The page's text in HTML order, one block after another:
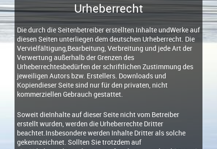
Urheberrecht
Die durch die Seitenbetreiber erstellten Inhalte undWerke auf
diesen Seiten unterliegen dem deutschen Urheberrecht. Die
Vervielfältigung,Bearbeitung, Verbreitung und jede Art der
Verwertung außerhalb der Grenzen des
Urheberrechtesbedürfen der schriftlichen Zustimmung des
jeweiligen Autors bzw. Erstellers. Downloads und
Kopiendieser Seite sind nur für den privaten, nicht
kommerziellen Gebrauch gestattet.
Soweit dieInhalte auf dieser Seite nicht vom Betreiber
erstellt wurden, werden die Urheberrechte Dritter
beachtet.Insbesondere werden Inhalte Dritter als solche
gekennzeichnet. Sollten Sie trotzdem auf